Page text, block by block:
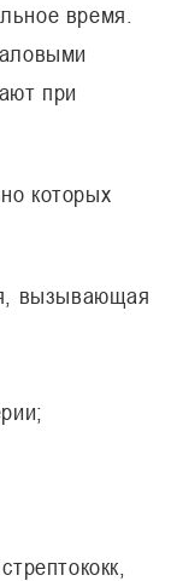
время.
при
которых
вызывающая